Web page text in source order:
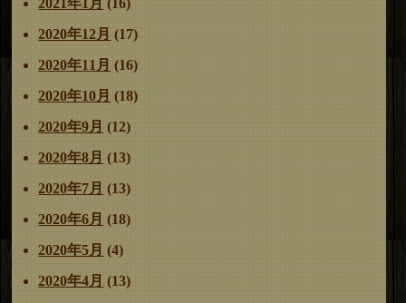
2021年1月 (16)
2020年12月 (17)
2020年11月 (16)
2020年10月 (18)
2020年9月 (12)
2020年8月 (13)
2020年7月 (13)
2020年6月 (18)
2020年5月 (4)
2020年4月 (13)